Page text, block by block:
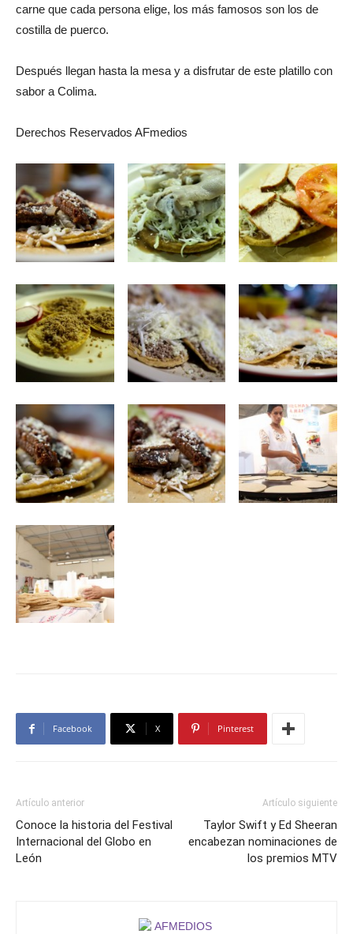
carne que cada persona elige, los más famosos son los de
costilla de puerco.
Después llegan hasta la mesa y a disfrutar de este platillo con
sabor a Colima.
Derechos Reservados AFmedios
Facebook X Pinterest
Artículo anterior
Conoce la historia del Festival
Internacional del Globo en
León
Artículo siguiente
Taylor Swift y Ed Sheeran
encabezan nominaciones de
los premios MTV